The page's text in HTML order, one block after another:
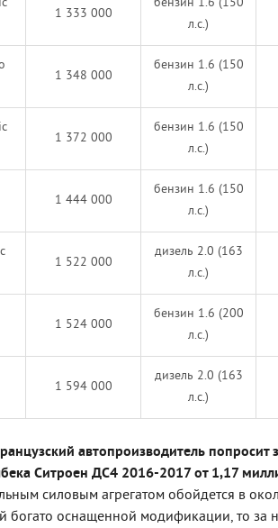
1 333 000
бензин 1.6 (150
л.с.)
1 348 000
бензин 1.6 (150
л.с.)
1 372 000
бензин 1.6 (150
л.с.)
1 444 000
бензин 1.6 (150
л.с.)
1 522 000
дизель 2.0 (163
л.с.)
1 524 000
бензин 1.6 (200
л.с.)
1 594 000
дизель 2.0 (163
л.с.)
автопроизводитель попросит
Ситроен ДС4 2016-2017 от 1,17
силовым агрегатом обойдется в
богато оснащенной модификации, то за